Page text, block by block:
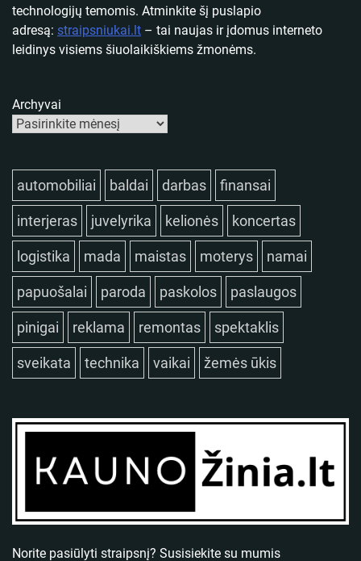
technologijų temomis. Atminkite šį puslapio
adresą: straipsniukai.lt – tai naujas ir įdomus interneto
leidinys visiems šiuolaikiškiems žmonėms.
Archyvai
automobiliai baldai darbas finansai
interjeras juvelyrika kelionės koncertas
logistika mada maistas moterys namai
papuošalai paroda paskolos paslaugos
pinigai reklama remontas spektaklis
sveikata technika vaikai žemės ūkis
Norite pasiūlyti straipsnį? Susisiekite su mumis